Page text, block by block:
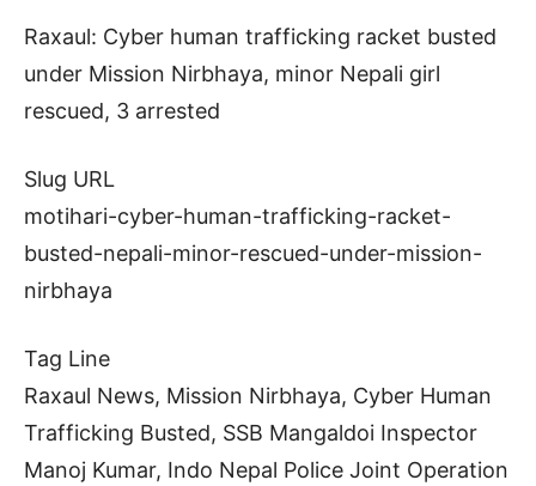
Raxaul: Cyber human trafficking racket busted
under Mission Nirbhaya, minor Nepali girl
rescued, 3 arrested
Slug URL
motihari-cyber-human-trafficking-racket-
busted-nepali-minor-rescued-under-mission-
nirbhaya
Tag Line
Raxaul News, Mission Nirbhaya, Cyber Human
Trafficking Busted, SSB Mangaldoi Inspector
Manoj Kumar, Indo Nepal Police Joint Operation